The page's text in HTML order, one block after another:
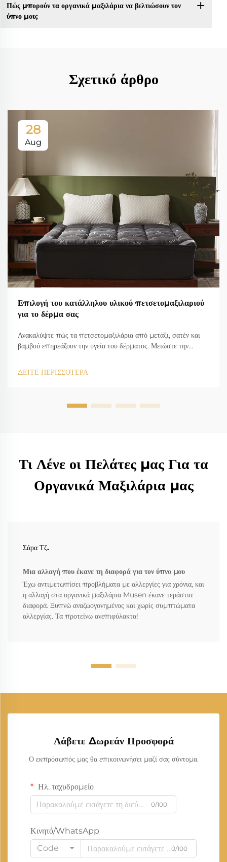
Πώς μπορούν τα οργανικά μαξιλάρια να βελτιώσουν τον
ύπνο μου;
Σχετικό άρθρο
28
Aug
Επιλογή του κατάλληλου υλικού πετσετομαξιλαριού
για το δέρμα σας
Ανακαλύψτε πώς τα πετσετομαξιλάρια από μετάξι, σατέν και
βαμβού επηρεάζουν την υγεία του δέρματος. Μειώστε την
σήμερα.
ΔΕΙΤΕ ΠΕΡΙΣΣΟΤΕΡΑ
Τι Λένε οι Πελάτες μας Για τα
Οργανικά Μαξιλάρια μας
Σάρα Τζ.
Μια αλλαγή που έκανε τη διαφορά για τον ύπνο μου
Έχω αντιμετωπίσει προβλήματα με αλλεργίες για χρόνια, και
η αλλαγή στα οργανικά μαξιλάρια Musen έκανε τεράστια
διαφορά. Ξυπνώ αναζωογονημένος και χωρίς συμπτώματα
αλλεργίας. Τα προτείνω ανεπιφύλακτα!
Λάβετε Δωρεάν Προσφορά
Ο εκπρόσωπός μας θα επικοινωνήσει μαζί σας σύντομα.
Ηλ. ταχυδρομείο
0/100
Κινητό/WhatsApp
Code
0/100